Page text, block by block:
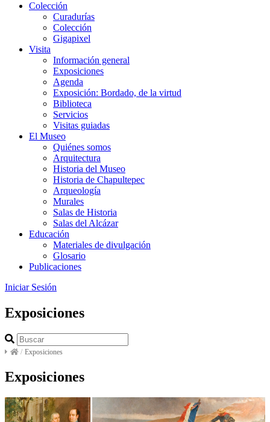
Colección
Curadurías
Colección
Gigapixel
Visita
Información general
Exposiciones
Agenda
Exposición: Bordado, de la virtud
Biblioteca
Servicios
Visitas guiadas
El Museo
Quiénes somos
Arquitectura
Historia del Museo
Historia de Chapultepec
Arqueología
Murales
Salas de Historia
Salas del Alcázar
Educación
Materiales de divulgación
Glosario
Publicaciones
Iniciar Sesión
Exposiciones
/ Exposiciones
Exposiciones